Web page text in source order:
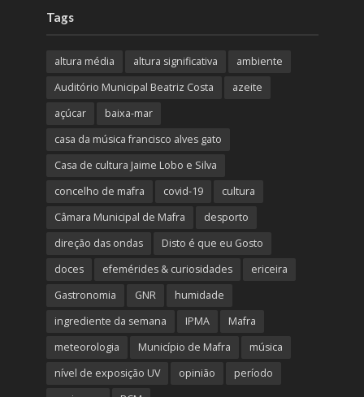
Tags
altura média altura significativa
ambiente
Auditório Municipal Beatriz Costa
azeite
açúcar
baixa-mar
casa da música francisco alves gato
Casa de cultura Jaime Lobo e Silva
concelho de mafra
covid-19
cultura
Câmara Municipal de Mafra
desporto
direção das ondas
Disto é que eu Gosto
doces
efemérides & curiosidades
ericeira
Gastronomia
GNR
humidade
ingrediente da semana
IPMA
Mafra
meteorologia
Município de Mafra
música
nível de exposição UV
opinião
período